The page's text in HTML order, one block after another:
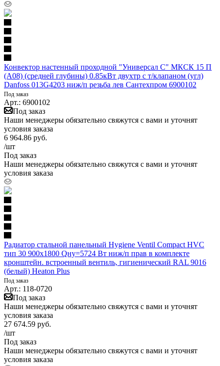
Конвектор настенный проходной "Универсал С" МКСК 15 П
(А08) (средней глубины) 0.85кВт двухтр с т/клапаном (угл)
Danfoss 013G4203 ниж/п резьба лев Сантехпром 6900102
Под заказ
Арт.: 6900102
Под заказ
Наши менеджеры обязательно свяжутся с вами и уточнят
условия заказа
6 964.86 руб.
/шт
Под заказ
Наши менеджеры обязательно свяжутся с вами и уточнят
условия заказа
Радиатор стальной панельный Hygiene Ventil Compact HVC
тип 30 900х1800 Qну=5724 Вт ниж/п прав в комплекте
кронштейн. встроенный вентиль, гигиенический RAL 9016
(белый) Heaton Plus
Под заказ
Арт.: 118-0720
Под заказ
Наши менеджеры обязательно свяжутся с вами и уточнят
условия заказа
27 674.59 руб.
/шт
Под заказ
Наши менеджеры обязательно свяжутся с вами и уточнят
условия заказа